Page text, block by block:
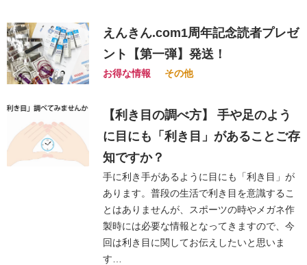
えんきん.com1周年記念読者プレゼ
ント【第一弾】発送！
お得な情報 その他
【利き目の調べ方】 手や足のよう
に目にも「利き目」があることご存
知ですか？
手に利き手があるように目にも「利き目」が
あります。普段の生活で利き目を意識するこ
とはありませんが、スポーツの時やメガネ作
製時には必要な情報となってきますので、今
回は利き目に関してお伝えしたいと思いま
す…